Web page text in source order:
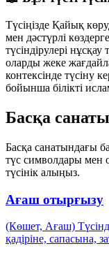
Түсіңізде Қайық
мен дәстүрлі
түсіндірулері
оларды жеке
контексінде түсіну
бойынша білікті
Басқа
Басқа санатындағы
түс символдары мен
түсінік алыңыз.
Ағаш отырғызу
(Көшет, Ағаш)
қадіріне, сапасына,